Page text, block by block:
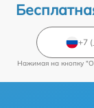
Нажимая на кнопку